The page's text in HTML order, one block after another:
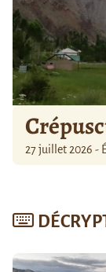
27 juillet 2026 -